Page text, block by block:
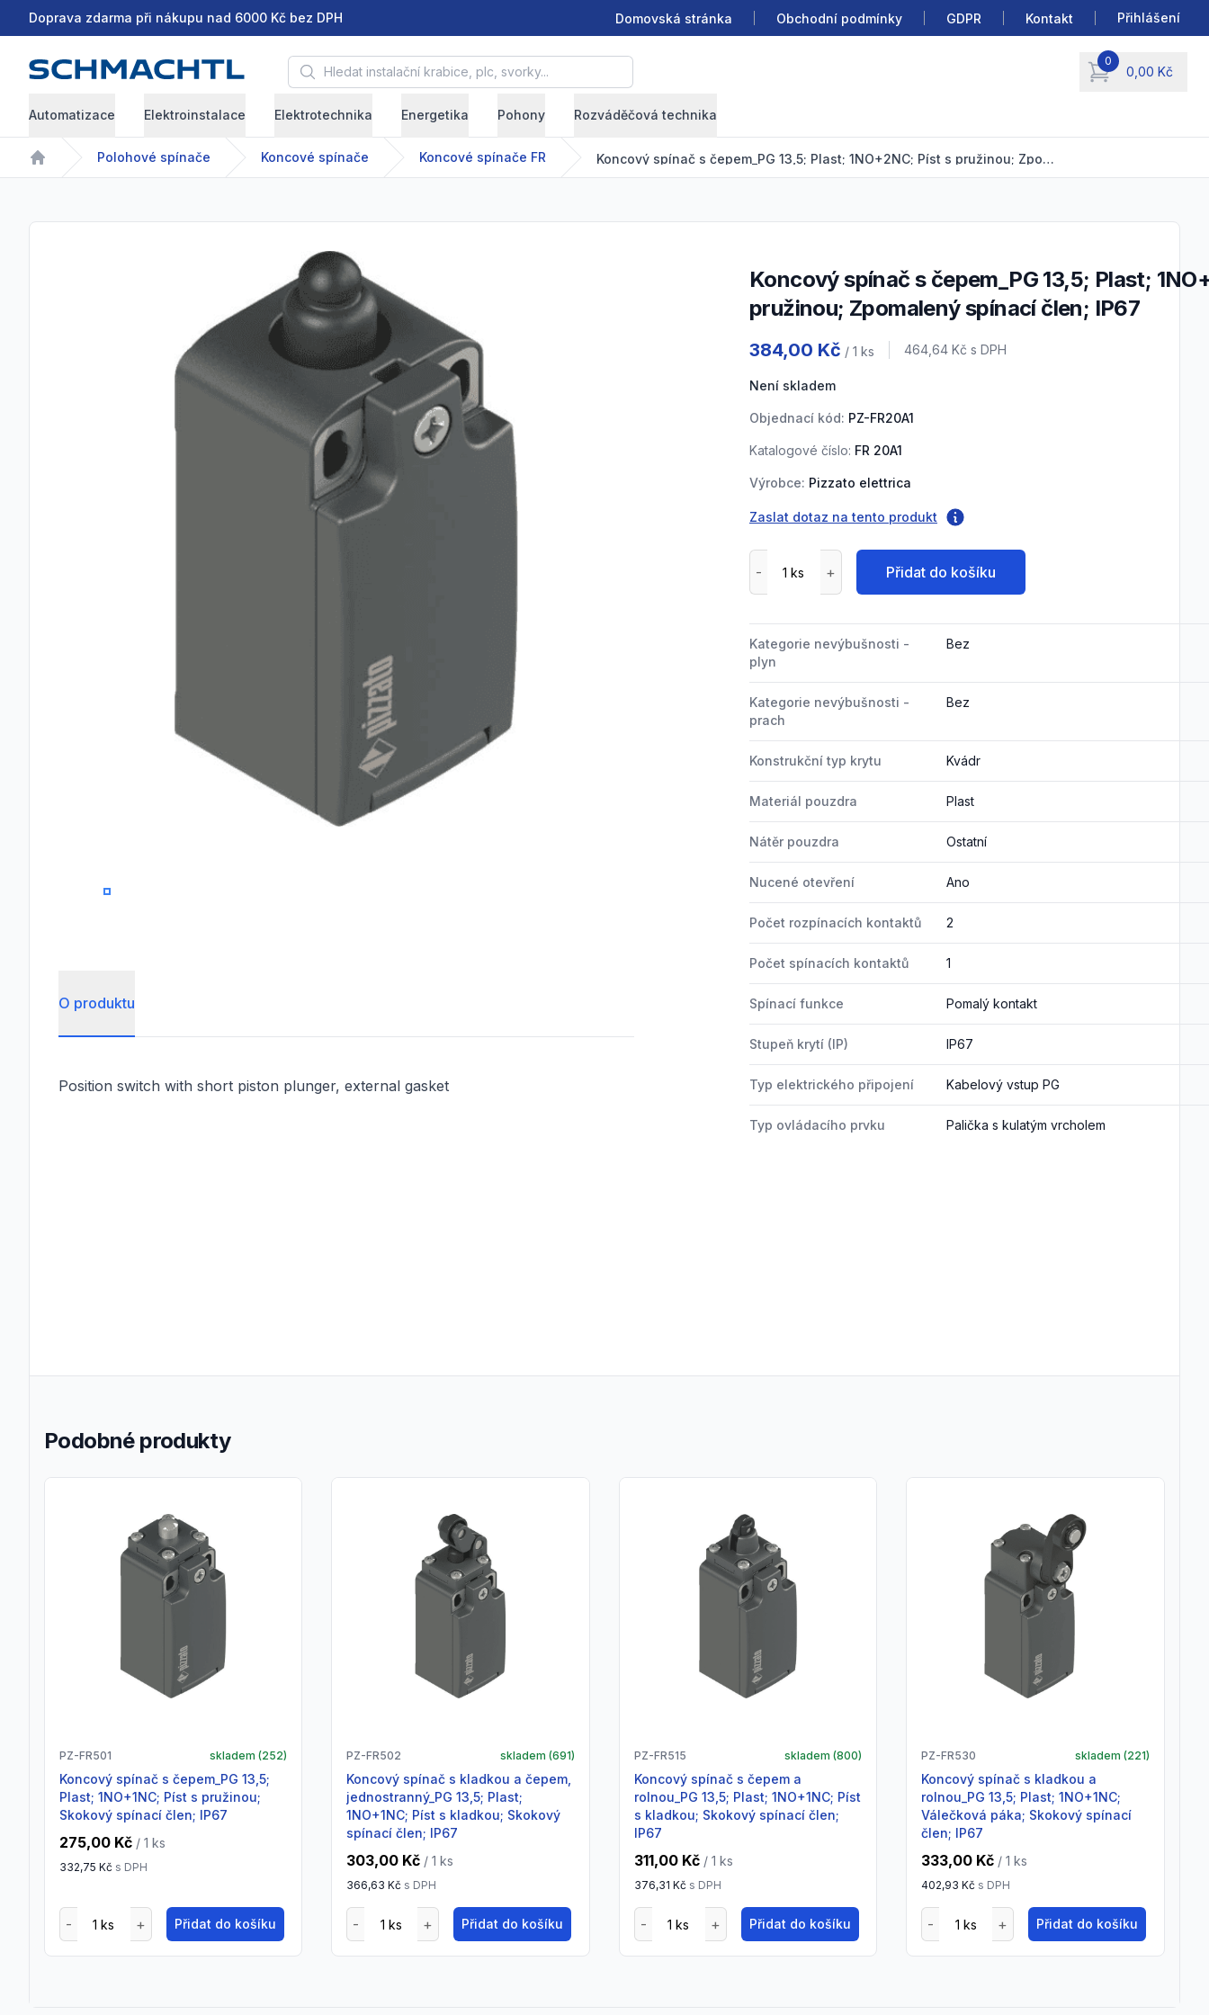
Doprava zdarma při nákupu nad 6000 Kč bez DPH Domovská stránka Obchodní podmínky GDPR Kontakt Přihlášení
Hledat instalační krabice, plc, svorky... 0
0,00 Kč
items in cart, view
Automatizace Elektroinstalace Elektrotechnika Energetika Pohony Rozváděčová technika
Home
Polohové spínače Koncové spínače Koncové spínače FR Koncový spínač s čepem_PG 13,5; Plast; 1NO+2NC; Píst s pružinou; Zpomalený spínací člen; IP67
0
Koncový spínač s čepem_PG 13,5; Plast; 1NO+2NC; Píst s
pružinou; Zpomalený spínací člen; IP67
384,00 Kč / 1 ks Cena s DPH
464,64 Kč s DPH
Není skladem
Objednací kód: PZ-FR20A1
Katalogové číslo: FR 20A1
Výrobce: Pizzato elettrica
Zaslat dotaz na tento produkt
Přidat do košíku
Kategorie nevýbušnosti -
plyn
Bez
Kategorie nevýbušnosti -
prach
Bez
Konstrukční typ krytu Kvádr
Materiál pouzdra Plast
Nátěr pouzdra Ostatní
Nucené otevření Ano
Počet rozpínacích kontaktů 2
Počet spínacích kontaktů 1
Spínací funkce Pomalý kontakt
Stupeň krytí (IP) IP67
Typ elektrického připojení Kabelový vstup PG
Typ ovládacího prvku Palička s kulatým vrcholem
O produktu
Position switch with short piston plunger, external gasket
Podobné produkty
PZ-FR501 skladem (252)
Koncový spínač s čepem_PG 13,5;
Plast; 1NO+1NC; Píst s pružinou;
Skokový spínací člen; IP67
275,00 Kč / 1 ks
332,75 Kč s DPH
Přidat do košíku
PZ-FR502 skladem (691)
Koncový spínač s kladkou a čepem,
jednostranný_PG 13,5; Plast;
1NO+1NC; Píst s kladkou; Skokový
spínací člen; IP67
303,00 Kč / 1 ks
366,63 Kč s DPH
Přidat do košíku
PZ-FR515 skladem (800)
Koncový spínač s čepem a
rolnou_PG 13,5; Plast; 1NO+1NC; Píst
s kladkou; Skokový spínací člen;
IP67
311,00 Kč / 1 ks
376,31 Kč s DPH
Přidat do košíku
PZ-FR530 skladem (221)
Koncový spínač s kladkou a
rolnou_PG 13,5; Plast; 1NO+1NC;
Válečková páka; Skokový spínací
člen; IP67
333,00 Kč / 1 ks
402,93 Kč s DPH
Přidat do košíku